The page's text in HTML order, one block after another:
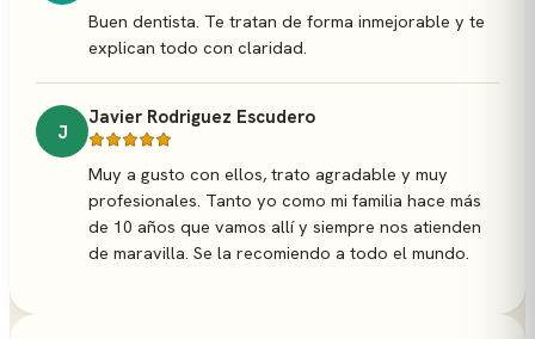
Buen dentista. Te tratan de forma inmejorable y te
explican todo con claridad.
J
Javier Rodriguez Escudero
Muy a gusto con ellos, trato agradable y muy
profesionales. Tanto yo como mi familia hace más
de 10 años que vamos allí y siempre nos atienden
de maravilla. Se la recomiendo a todo el mundo.